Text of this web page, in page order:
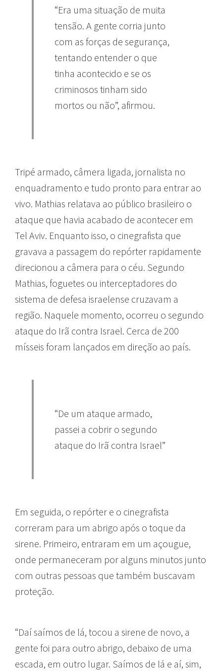
“Era uma situação de muita
tensão. A gente corria junto
com as forças de segurança,
tentando entender o que
tinha acontecido e se os
criminosos tinham sido
mortos ou não”, afirmou.
Tripé armado, câmera ligada, jornalista no
enquadramento e tudo pronto para entrar ao
vivo. Mathias relatava ao público brasileiro o
ataque que havia acabado de acontecer em
Tel Aviv. Enquanto isso, o cinegrafista que
gravava a passagem do repórter rapidamente
direcionou a câmera para o céu. Segundo
Mathias, foguetes ou interceptadores do
sistema de defesa israelense cruzavam a
região. Naquele momento, ocorreu o segundo
ataque do Irã contra Israel. Cerca de 200
mísseis foram lançados em direção ao país.
“De um ataque armado,
passei a cobrir o segundo
ataque do Irã contra Israel”
Em seguida, o repórter e o cinegrafista
correram para um abrigo após o toque da
sirene. Primeiro, entraram em um açougue,
onde permaneceram por alguns minutos junto
com outras pessoas que também buscavam
proteção.
“Daí saímos de lá, tocou a sirene de novo, a
gente foi para outro abrigo, debaixo de uma
escada, em outro lugar. Saímos de lá e aí, sim,